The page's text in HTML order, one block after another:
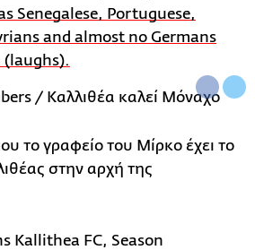
Senegalese, Portuguese,
and almost no Germans
το γραφείο του Μίρκο έχει το
στην αρχή της
Kallithea FC, Season